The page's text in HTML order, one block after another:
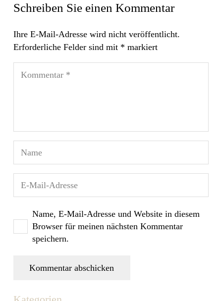
Schreiben Sie einen Kommentar
Ihre E-Mail-Adresse wird nicht veröffentlicht.
Erforderliche Felder sind mit * markiert
Name, E-Mail-Adresse und Website in diesem
Browser für meinen nächsten Kommentar
speichern.
Kommentar abschicken